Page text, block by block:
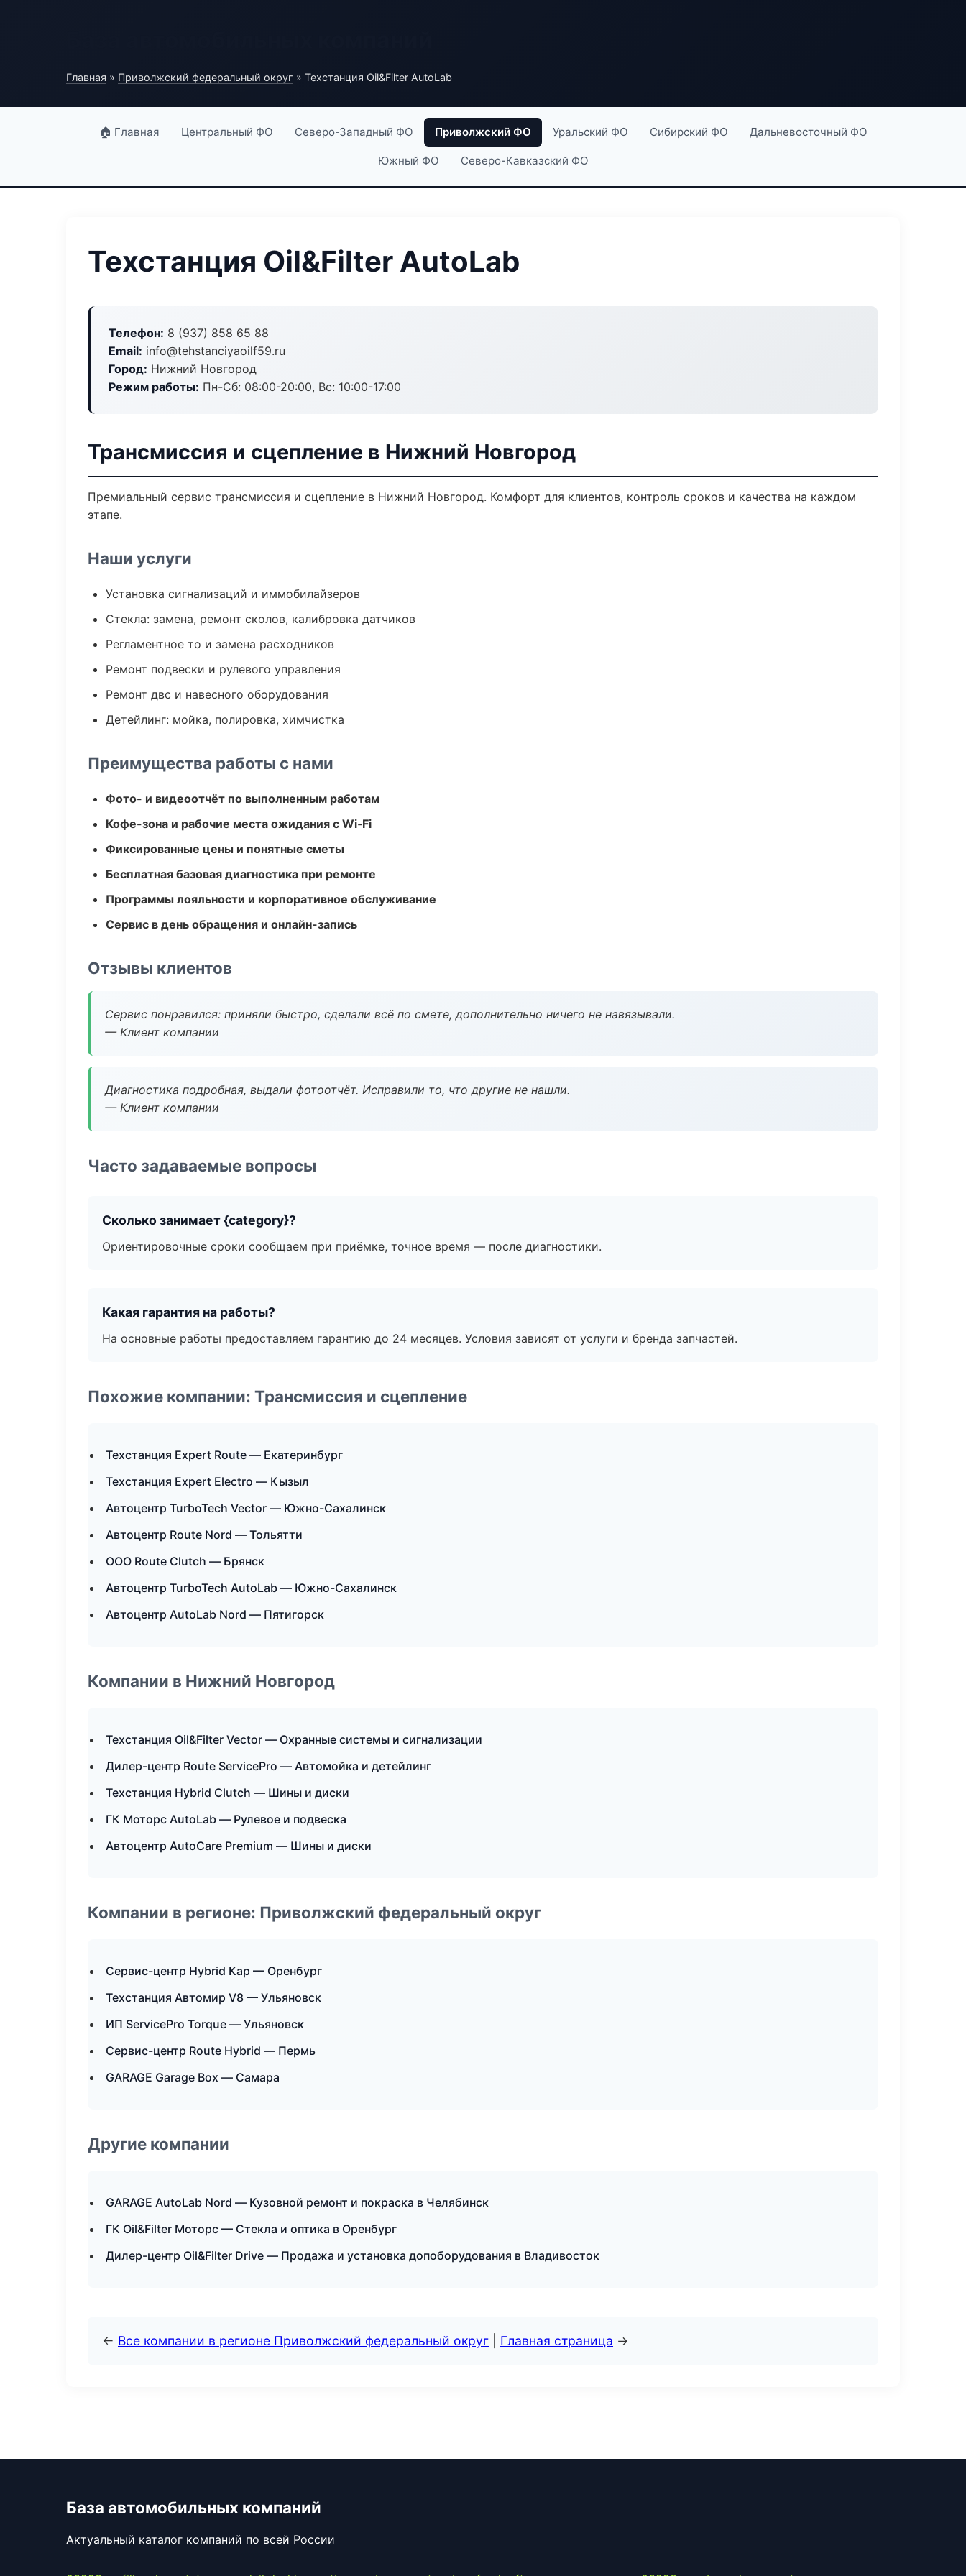
Главная » Приволжский федеральный округ » Техстанция Oil&Filter AutoLab
🏠 Главная Центральный ФО Северо-Западный ФО Приволжский ФО Уральский ФО Сибирский ФО Дальневосточный ФО
Южный ФО Северо-Кавказский ФО
Техстанция Oil&Filter AutoLab
Телефон: 8 (937) 858 65 88
Email: info@tehstanciyaoilf59.ru
Город: Нижний Новгород
Режим работы: Пн-Сб: 08:00-20:00, Вс: 10:00-17:00
Трансмиссия и сцепление в Нижний Новгород
Премиальный сервис трансмиссия и сцепление в Нижний Новгород. Комфорт для клиентов, контроль сроков и качества на каждом
этапе.
Наши услуги
Установка сигнализаций и иммобилайзеров
Стекла: замена, ремонт сколов, калибровка датчиков
Регламентное то и замена расходников
Ремонт подвески и рулевого управления
Ремонт двс и навесного оборудования
Детейлинг: мойка, полировка, химчистка
Преимущества работы с нами
Фото- и видеоотчёт по выполненным работам
Кофе-зона и рабочие места ожидания с Wi‑Fi
Фиксированные цены и понятные сметы
Бесплатная базовая диагностика при ремонте
Программы лояльности и корпоративное обслуживание
Сервис в день обращения и онлайн-запись
Отзывы клиентов
Сервис понравился: приняли быстро, сделали всё по смете, дополнительно ничего не навязывали.
— Клиент компании
Диагностика подробная, выдали фотоотчёт. Исправили то, что другие не нашли.
— Клиент компании
Часто задаваемые вопросы
Сколько занимает {category}?
Ориентировочные сроки сообщаем при приёмке, точное время — после диагностики.
Какая гарантия на работы?
На основные работы предоставляем гарантию до 24 месяцев. Условия зависят от услуги и бренда запчастей.
Похожие компании: Трансмиссия и сцепление
Техстанция Expert Route — Екатеринбург
Техстанция Expert Electro — Кызыл
Автоцентр TurboTech Vector — Южно-Сахалинск
Автоцентр Route Nord — Тольятти
ООО Route Clutch — Брянск
Автоцентр TurboTech AutoLab — Южно-Сахалинск
Автоцентр AutoLab Nord — Пятигорск
Компании в Нижний Новгород
Техстанция Oil&Filter Vector — Охранные системы и сигнализации
Дилер-центр Route ServicePro — Автомойка и детейлинг
Техстанция Hybrid Clutch — Шины и диски
ГК Моторс AutoLab — Рулевое и подвеска
Автоцентр AutoCare Premium — Шины и диски
Компании в регионе: Приволжский федеральный округ
Сервис-центр Hybrid Кар — Оренбург
Техстанция Автомир V8 — Ульяновск
ИП ServicePro Torque — Ульяновск
Сервис-центр Route Hybrid — Пермь
GARAGE Garage Box — Самара
Другие компании
GARAGE AutoLab Nord — Кузовной ремонт и покраска в Челябинск
ГК Oil&Filter Моторс — Стекла и оптика в Оренбург
Дилер-центр Oil&Filter Drive — Продажа и установка допоборудования в Владивосток
← Все компании в регионе Приволжский федеральный округ Главная страница →
База автомобильных компаний
Актуальный каталог компаний по всей России